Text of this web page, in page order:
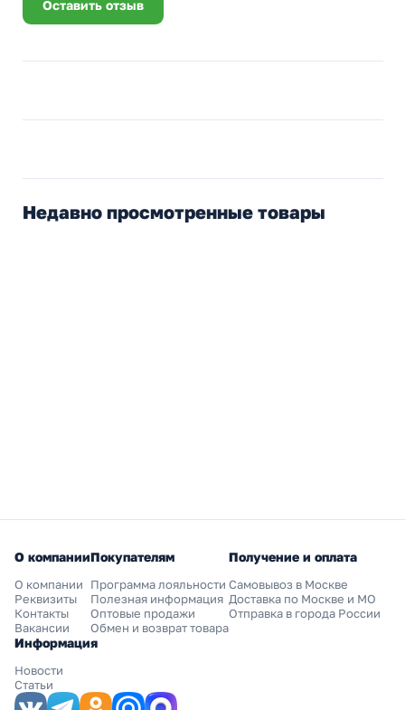
Оставить отзыв
Недавно просмотренные товары
О компании
О компании
Реквизиты
Контакты
Вакансии
Покупателям
Программа лояльности
Полезная информация
Оптовые продажи
Обмен и возврат товара
Получение и оплата
Самовывоз в Москве
Доставка по Москве и МО
Отправка в города России
Информация
Новости
Статьи